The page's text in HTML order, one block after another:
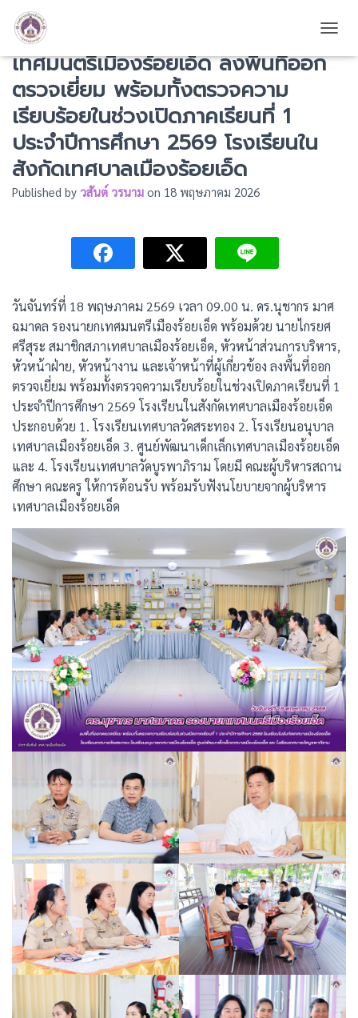
ดร.นุชากร มาศฉมาดล รองนายก
เทศมนตรีเมืองร้อยเอ็ด ลงพื้นที่ออก
ตรวจเยี่ยม พร้อมทั้งตรวจความ
เรียบร้อยในช่วงเปิดภาคเรียนที่ 1
ประจำปีการศึกษา 2569 โรงเรียนใน
สังกัดเทศบาลเมืองร้อยเอ็ด
Published by วสันต์ วรนาม on 18 พฤษภาคม 2026
วันจันทร์ที่ 18 พฤษภาคม 2569 เวลา 09.00 น. ดร.นุชากร มาศ
ฉมาดล รองนายกเทศมนตรีเมืองร้อยเอ็ด พร้อมด้วย นายไกรยศ
ศรีสุระ สมาชิกสภาเทศบาลเมืองร้อยเอ็ด, หัวหน้าส่วนการบริหาร,
หัวหน้าฝ่าย, หัวหน้างาน และเจ้าหน้าที่ผู้เกี่ยวข้อง ลงพื้นที่ออก
ตรวจเยี่ยม พร้อมทั้งตรวจความเรียบร้อยในช่วงเปิดภาคเรียนที่ 1
ประจำปีการศึกษา 2569 โรงเรียนในสังกัดเทศบาลเมืองร้อยเอ็ด
ประกอบด้วย 1. โรงเรียนเทศบาลวัดสระทอง 2. โรงเรียนอนุบาล
เทศบาลเมืองร้อยเอ็ด 3. ศูนย์พัฒนาเด็กเล็กเทศบาลเมืองร้อยเอ็ด
และ 4. โรงเรียนเทศบาลวัดบูรพาภิราม โดยมี คณะผู้บริหารสถาน
ศึกษา คณะครู ให้การต้อนรับ พร้อมรับฟังนโยบายจากผู้บริหาร
เทศบาลเมืองร้อยเอ็ด